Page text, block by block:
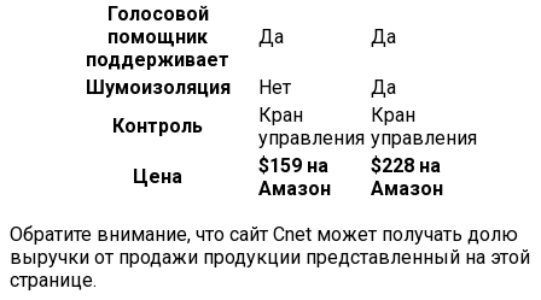
Голосовой
помощник
поддерживает
Да Да
Шумоизоляция Нет
Да
Контроль
Кран
управления
Кран
управления
Цена
$159 на
Амазон
$228 на
Амазон
Обратите внимание, что сайт Cnet может получать долю
выручки от продажи продукции представленный на этой
странице.